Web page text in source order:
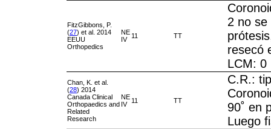
FitzGibbons, P.
(27) et al. 2014
EEUU
Orthopedics
NE
IV
11 TT
2 no
resecó
LCM: 0
Chan, K. et al.
(28) 2014
Canada Clinical
Orthopaedics and
Related
Research
NE
IV
11 TT
C.R.:
90˚ en
Luego